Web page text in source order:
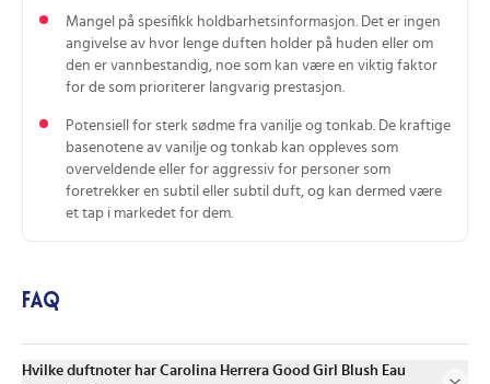
Mangel på spesifikk holdbarhetsinformasjon. Det er ingen
angivelse av hvor lenge duften holder på huden eller om
den er vannbestandig, noe som kan være en viktig faktor
for de som prioriterer langvarig prestasjon.
Potensiell for sterk sødme fra vanilje og tonkab. De kraftige
basenotene av vanilje og tonkab kan oppleves som
overveldende eller for aggressiv for personer som
foretrekker en subtil eller subtil duft, og kan dermed være
et tap i markedet for dem.
FAQ
Hvilke duftnoter har Carolina Herrera Good Girl Blush Eau